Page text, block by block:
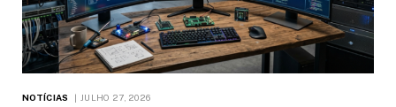
NOTÍCIAS JULHO 27, 2026